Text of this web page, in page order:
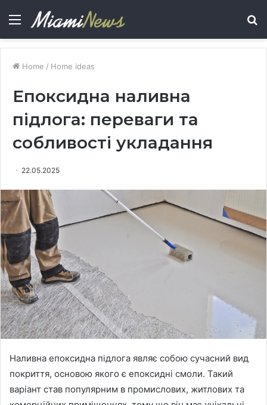
Menu
Home / Home ideas
Епоксидна наливна
підлога: переваги та
собливості укладання
22.05.2025
Наливна епоксидна підлога являє собою сучасний вид
покриття, основою якого є епоксидні смоли. Такий
варіант став популярним в промислових, житлових та